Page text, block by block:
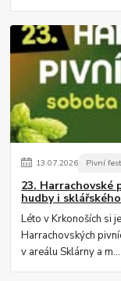
13.07.2026 Pivní
23. Harrachovské
hudby i
Léto v Krkonoších si
Harrachovských
v areálu Sklárny a